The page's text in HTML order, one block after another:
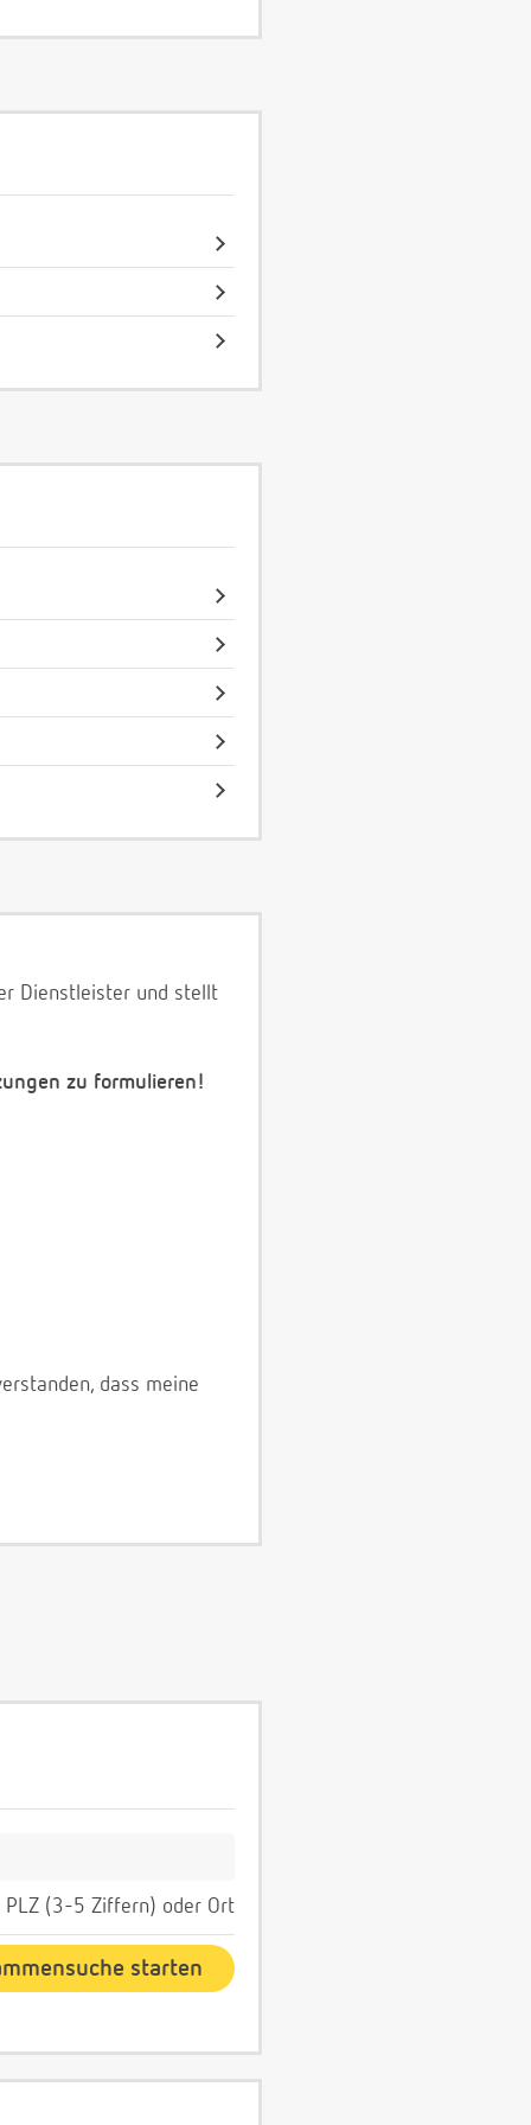
Dienstleister und stellt
zu formulieren!
dass meine
PLZ (3-5 Ziffern) oder Ort